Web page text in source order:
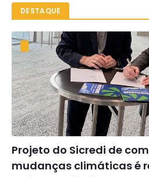
DESTAQUE
Projeto do Sicredi de
mudanças climáticas é